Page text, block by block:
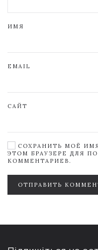
ИМЯ
EMAIL
САЙТ
СОХРАНИТЬ МОЁ
ЭТОМ БРАУЗЕРЕ ДЛЯ
КОММЕНТАРИЕВ.
ОТПРАВИТЬ